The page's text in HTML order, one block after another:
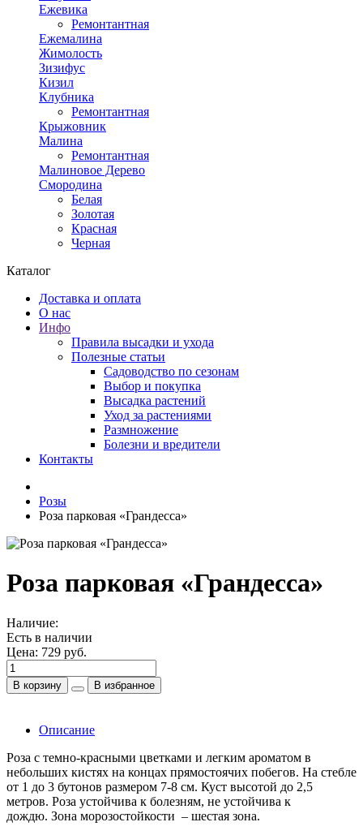
Ежевика
Ремонтантная
Ежемалина
Жимолость
Зизифус
Кизил
Клубника
Ремонтантная
Крыжовник
Малина
Ремонтантная
Малиновое Дерево
Смородина
Белая
Золотая
Красная
Черная
Каталог
Доставка и оплата
О нас
Инфо
Правила высадки и ухода
Полезные статьи
Садоводство по сезонам
Выбор и покупка
Высадка растений
Уход за растениями
Размножение
Болезни и вредители
Контакты
Розы
Роза парковая «Грандесса»
Роза парковая «Грандесса»
Наличие:
Есть в наличии
Цена: 729 руб.
В корзину В избранное
Описание
Роза с темно-красными цветками и легким ароматом в
небольших кистях на концах прямостоячих побегов. На стебле
от 1 до 3 бутонов размером 7-8 см. Куст высотой до 2,5
метров. Роза устойчива к болезням, не устойчива к
дождю. Зона морозостойкости – шестая зона.